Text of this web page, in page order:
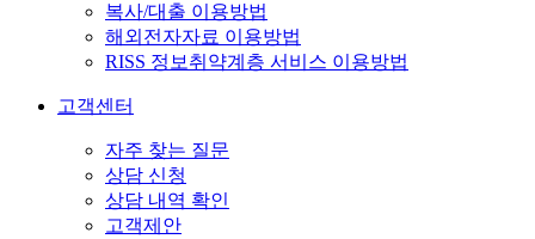
복사/대출 이용방법
해외전자자료 이용방법
RISS 정보취약계층 서비스 이용방법
고객센터
자주 찾는 질문
상담 신청
상담 내역 확인
고객제안